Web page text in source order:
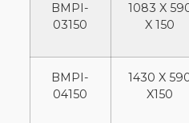
BMPI-
03150
1083 X
X 150
BMPI-
04150
1430 X
X150